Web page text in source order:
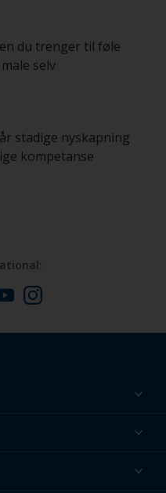
du trenger til føle
selv
stadige nyskapning
kompetanse